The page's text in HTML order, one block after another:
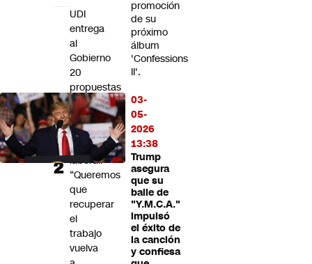
promoción
de su
próximo
álbum
'Confessions
II'.
03-
05-
2026
13:38
Trump
asegura
que su
baile de
"Y.M.C.A."
impulsó
el éxito de
la canción
y confiesa
UDI
entrega
al
Gobierno
20
propuestas
para
enfrentar
la
emergencia
laboral:
“Queremos
que
recuperar
el
trabajo
vuelva